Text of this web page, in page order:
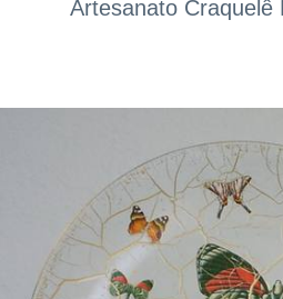
Artesanato Craquelê